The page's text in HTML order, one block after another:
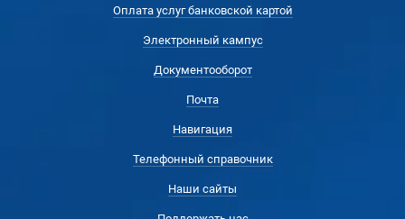
Оплата услуг банковской картой
Электронный кампус
Документооборот
Почта
Навигация
Телефонный справочник
Наши сайты